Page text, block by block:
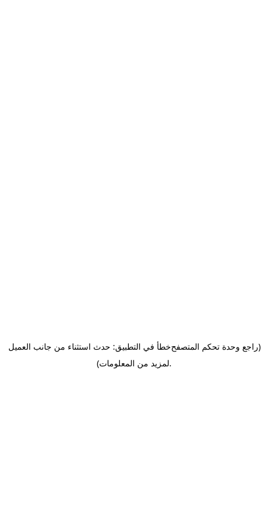
خطأ في التطبيق: حدث استثناء من جانب العميل(راجع وحدة تحكم المتصفح
لمزيد من المعلومات).